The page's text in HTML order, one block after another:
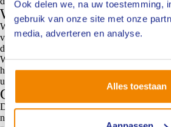
Ook delen we, na uw toestemming,
gebruik van onze site met onze
media, adverteren en analyse.
Alles toestaan
Website bezoek
Wanneer u onze website bezoekt worden de
van uw bezoek in zogenaamde logfiles
de opgevraagde pagina, IP-adres, tijdstip,
Wij gaan niet na wie welk IP-adres op
herleiden deze gegevens dus niet tot uw
uitsluitend voor de analyses voor de website.
Cookies
Deze website maakt alleen gebruik van
noodzakelijk zijn om de website goed te